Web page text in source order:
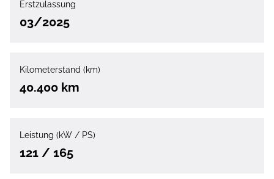
Erstzulassung
03/2025
Kilometerstand (km)
40.400 km
Leistung (kW / PS)
121 / 165